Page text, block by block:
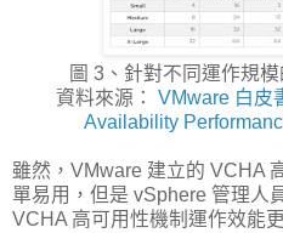
圖 3、針對不同運作規
資料來源： VMware 白皮
Availability
雖然，VMware 建立的 VCHA
單易用，但是 vSphere 管理人
VCHA 高可用性機制運作效能